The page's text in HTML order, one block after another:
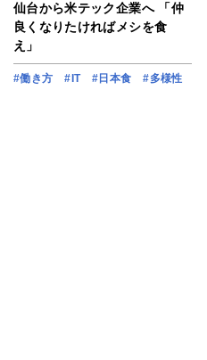
仙台から米テック企業へ 「仲
良くなりたければメシを食
え」
#働き方 #IT #日本食 #多様性